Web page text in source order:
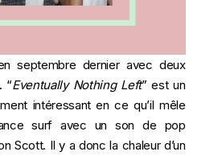
septembre dernier avec deux
“Eventually Nothing Left” est un
intéressant en ce qu’il mêle
surf avec un son de pop
Scott. Il y a donc la chaleur d’un